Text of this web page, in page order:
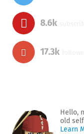
8.6k
17.3k
Hello,
old
Learn